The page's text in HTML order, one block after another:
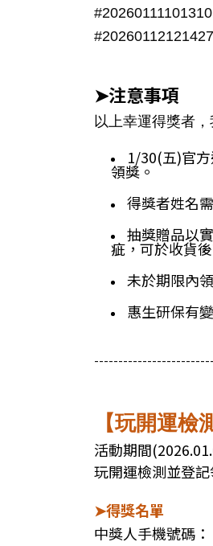
➤注意事項
以上幸運得獎者
1/30(五)官
領獎。
得獎者姓名
抽獎贈品以
疵，可於收貨
未於期限內
惠生研保有
【玩開運檢
活動期間
玩開運檢測並登
➤得獎名單
中獎人手機號碼：